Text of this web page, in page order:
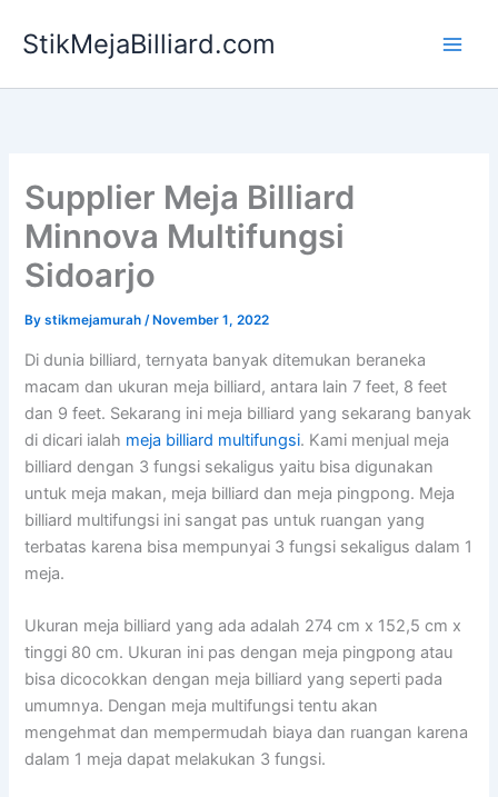
StikMejaBilliard.com
Supplier Meja Billiard
Minnova Multifungsi
Sidoarjo
Bystikmejamurah/ November 1, 2022
Di dunia billiard, ternyata banyak ditemukan beraneka
macam dan ukuran meja billiard, antara lain 7 feet, 8 feet
dan 9 feet. Sekarang ini meja billiard yang sekarang banyak
di dicari ialah meja billiard multifungsi. Kami menjual meja
billiard dengan 3 fungsi sekaligus yaitu bisa digunakan
untuk meja makan, meja billiard dan meja pingpong. Meja
billiard multifungsi ini sangat pas untuk ruangan yang
terbatas karena bisa mempunyai 3 fungsi sekaligus dalam 1
meja.
Ukuran meja billiard yang ada adalah 274 cm x 152,5 cm x
tinggi 80 cm. Ukuran ini pas dengan meja pingpong atau
bisa dicocokkan dengan meja billiard yang seperti pada
umumnya. Dengan meja multifungsi tentu akan
mengehmat dan mempermudah biaya dan ruangan karena
dalam 1 meja dapat melakukan 3 fungsi.